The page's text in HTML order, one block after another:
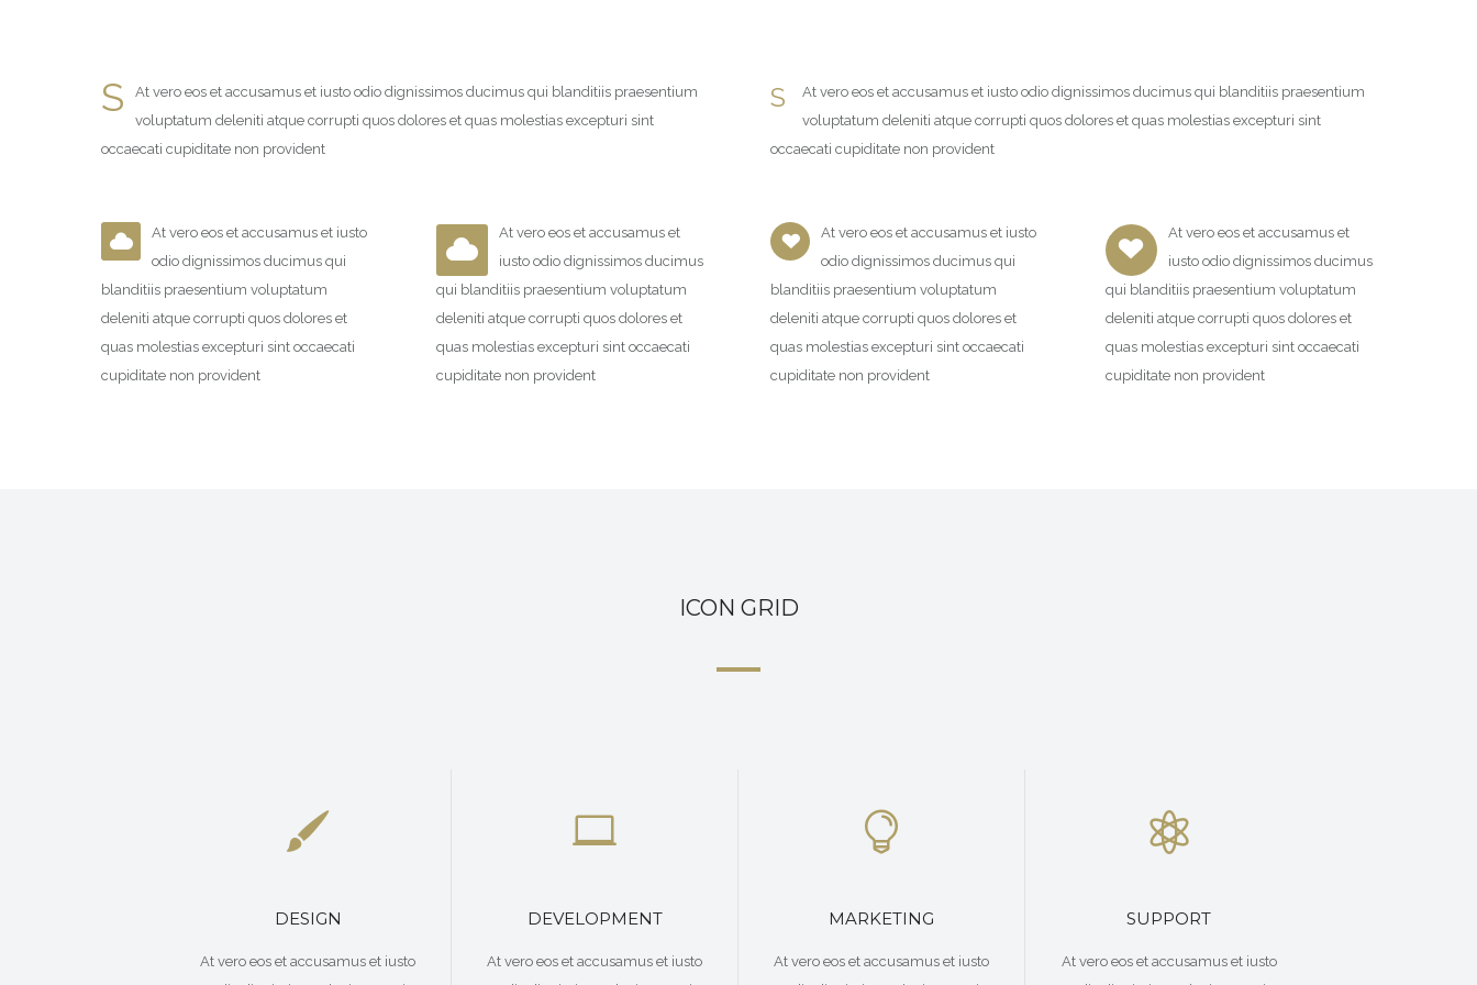
S
At vero eos et accusamus et iusto odio dignissimos ducimus qui blanditiis praesentium
voluptatum deleniti atque corrupti quos dolores et quas molestias excepturi sint
occaecati cupiditate non provident
S
At vero eos et accusamus et iusto odio dignissimos ducimus qui blanditiis praesentium
voluptatum deleniti atque corrupti quos dolores et quas molestias excepturi sint
occaecati cupiditate non provident
At vero eos et accusamus et iusto
odio dignissimos ducimus qui
blanditiis praesentium voluptatum
deleniti atque corrupti quos dolores et
quas molestias excepturi sint occaecati
cupiditate non provident
At vero eos et accusamus et
iusto odio dignissimos ducimus
qui blanditiis praesentium voluptatum
deleniti atque corrupti quos dolores et
quas molestias excepturi sint occaecati
cupiditate non provident
At vero eos et accusamus et iusto
odio dignissimos ducimus qui
blanditiis praesentium voluptatum
deleniti atque corrupti quos dolores et
quas molestias excepturi sint occaecati
cupiditate non provident
At vero eos et accusamus et
iusto odio dignissimos ducimus
qui blanditiis praesentium voluptatum
deleniti atque corrupti quos dolores et
quas molestias excepturi sint occaecati
cupiditate non provident
ICON GRID
DESIGN
At vero eos et accusamus et iusto
DEVELOPMENT
At vero eos et accusamus et iusto
MARKETING
At vero eos et accusamus et iusto
SUPPORT
At vero eos et accusamus et iusto